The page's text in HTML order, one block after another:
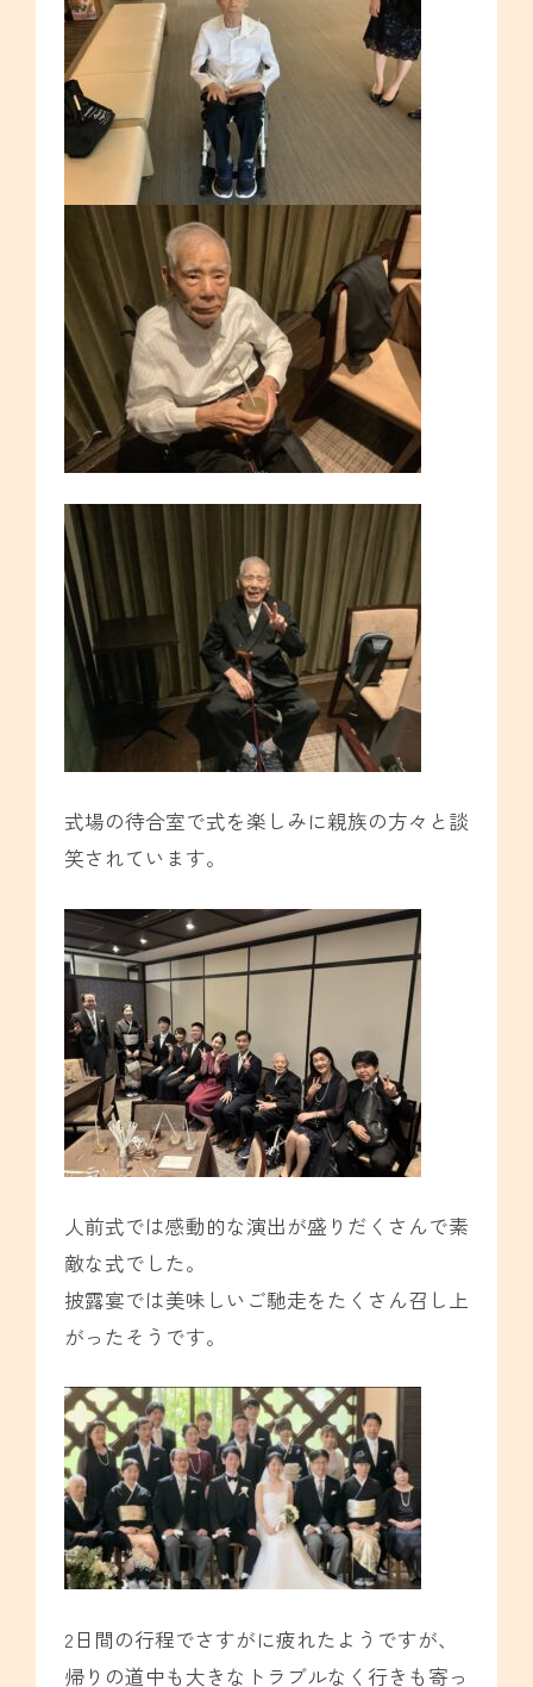
式場の待合室で式を楽しみに親族の方々と談
笑されています。
人前式では感動的な演出が盛りだくさんで素
敵な式でした。
披露宴では美味しいご馳走をたくさん召し上
がったそうです。
2日間の行程でさすがに疲れたようですが、
帰りの道中も大きなトラブルなく行きも寄っ